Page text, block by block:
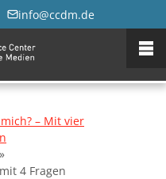
info@ccdm.de
– Mit vier
»
4 Fragen